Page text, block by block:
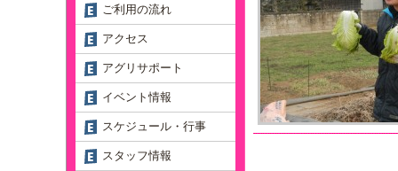
ご利用の流れ
アクセス
アグリサポート
イベント情報
スケジュール・行事
スタッフ情報